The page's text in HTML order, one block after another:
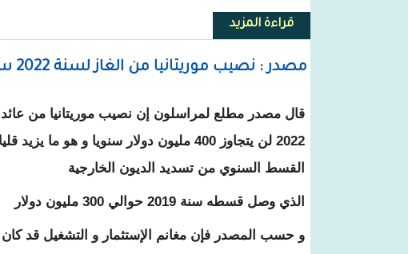
قراءة المزيدحول مصدر : احتياطي حقل الغاز الموريتاني
مصدر : نصيب موريتانيا من الغاز لسنة 2022 سيكفي فقط لتسديد الديون الخارجية !!
قال مصدر مطلع لمراسلون إن نصيب موريتانيا من
2022 لن يتجاوز 400 مليون دولار سنويا و هو ما
القسط السنوي من تسديد الديون الخارجية
الذي وصل قسطه سنة 2019 حوالي 300 مليون دولار
و حسب المصدر فإن مغانم الإستثمار و التشغيل قد